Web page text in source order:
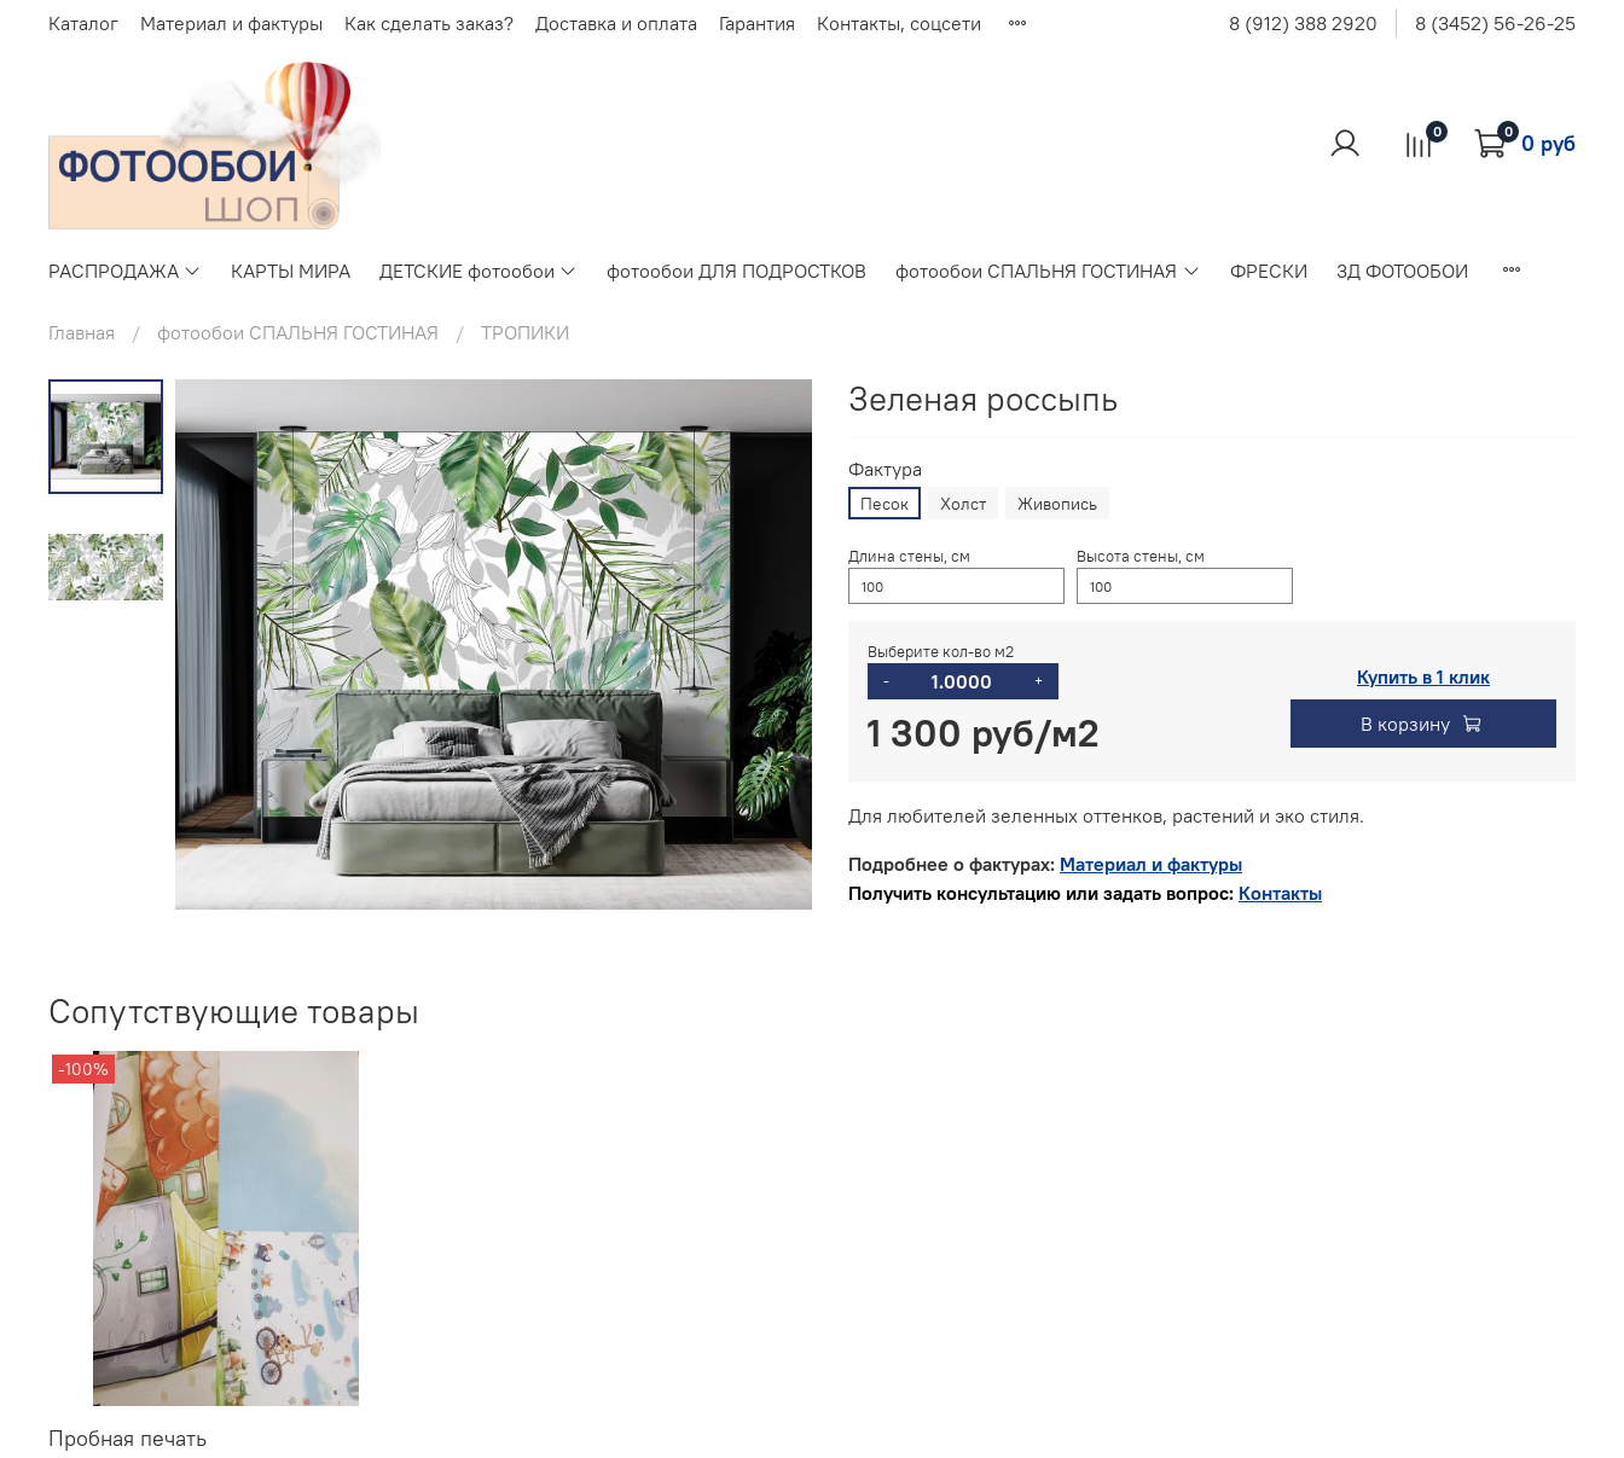
Каталог Материал и фактуры Как сделать заказ? Доставка и оплата Гарантия Контакты, соцсети 8 (912) 388 2920 8 (3452) 56-26-25
0 0 0 руб
РАСПРОДАЖА КАРТЫ МИРА ДЕТСКИЕ фотообои фотообои ДЛЯ ПОДРОСТКОВ фотообои СПАЛЬНЯ ГОСТИНАЯ ФРЕСКИ 3Д ФОТООБОИ
Главная фотообои СПАЛЬНЯ ГОСТИНАЯ ТРОПИКИ
Зеленая россыпь
Фактура
Песок Холст Живопись
Длина стены, см Высота стены, см
Выберите кол-во м2
- +
1 300 руб
Купить в 1 клик
В корзину
Для любителей зеленных оттенков, растений и эко стиля.
Подробнее о фактурах: Материал и фактуры
Получить консультацию или задать вопрос: Контакты
Сопутствующие товары
-100%
Пробная печать